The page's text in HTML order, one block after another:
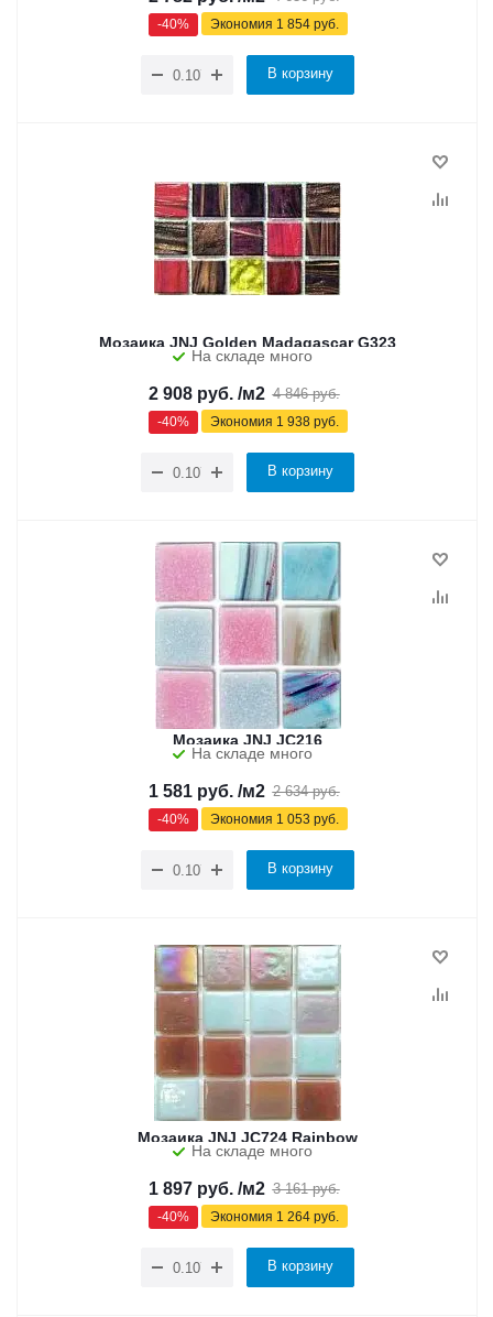
-40% Экономия 1 854руб.
В корзину
Мозаика JNJ Golden Madagascar G323
На складе много
2 908руб. /м2 4 846руб.
-40% Экономия 1 938руб.
В корзину
Мозаика JNJ JC216
На складе много
1 581руб. /м2 2 634руб.
-40% Экономия 1 053 руб.
В корзину
Мозаика JNJ JC724 Rainbow
На складе много
1 897руб. /м2 3 161руб.
-40% Экономия 1 264руб.
В корзину